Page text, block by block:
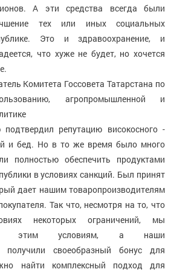
А эти средства всегда были
тех или иных социальных
Это и здравоохранение, и
что хуже не будет, но хочется
Комитета Госсовета Татарстана по
агропромышленной и
репутацию високосного -
и бед. Но в то же время было много
полностью обеспечить продуктами
в условиях санкций. Был принят
дает нашим товаропроизводителям
Так что, несмотря на то, что
некоторых ограничений, мы
к этим условиям, а наши
получили своеобразный бонус для
найти комплексный подход для